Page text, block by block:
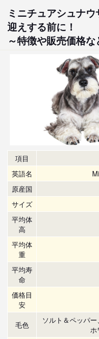
ミニチュアシュナ
迎えする前に！
～特徴や販売価格
項目
英語名
原産国
サイズ
平均体
高
平均体
重
平均寿
命
価格目
安
毛色
ソルト＆ペッパー